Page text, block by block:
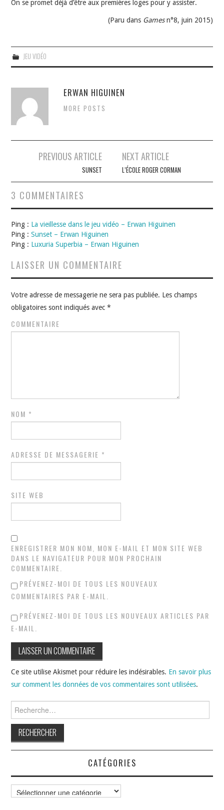
On se promet déjà d’être aux premières loges pour y assister.
(Paru dans Gamesn°8, juin 2015)
JEU VIDÉO
ERWAN HIGUINEN
MORE POSTS
Navigation
articles
PREVIOUS ARTICLE
SUNSET
NEXT ARTICLE
L’ÉCOLE ROGER CORMAN
3 COMMENTAIRES
Ping : La vieillesse dans le jeu vidéo – Erwan Higuinen
Ping :Sunset – Erwan Higuinen
Ping : Luxuria Superbia – Erwan Higuinen
LAISSER UN COMMENTAIRE
Votre adresse de messagerie ne sera pas publiée. Les champs
obligatoires sont indiqués avec*
COMMENTAIRE
NOM *
ADRESSE DE MESSAGERIE *
SITE WEB
ENREGISTRER MON NOM, MON E-MAIL ET MON SITE WEB
DANS LE NAVIGATEUR POUR MON PROCHAIN
COMMENTAIRE.
PRÉVENEZ-MOI DE TOUS LES NOUVEAUX
COMMENTAIRES PAR E-MAIL.
PRÉVENEZ-MOI DE TOUS LES NOUVEAUX ARTICLES PAR
E-MAIL.
Ce site utilise Akismet pour réduire les indésirables. En savoir plus
sur comment les données de vos commentaires sont utilisées.
Rechercher :
CATÉGORIES
Catégories